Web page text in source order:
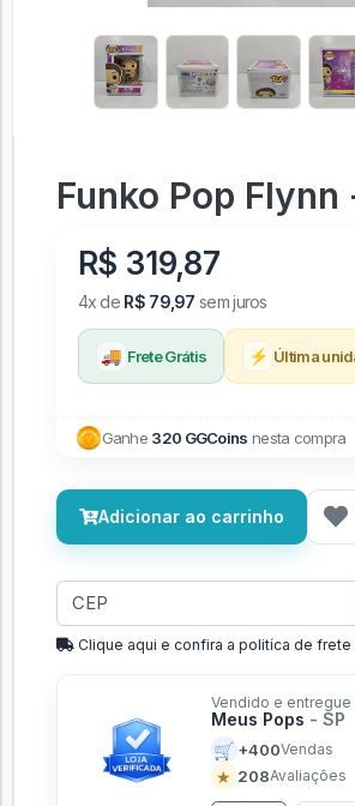
Funko Pop Flynn
R$ 319,87
4x de R$ 79,97 sem juros
🚚 Frete Grátis ⚡ Última
Ganhe 320 GGCoins nesta compra
Adicionar ao carrinho
Clique aqui e confira a politíca de frete
Vendido e entregue
Meus Pops - SP
🛒 +400Vendas
★ 208Avaliações